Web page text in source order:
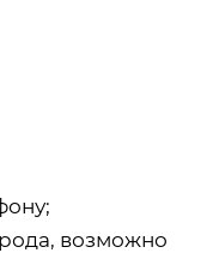
возможно